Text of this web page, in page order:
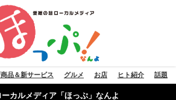
品＆新サービス グルメ お店 ヒト紹介 話題
カルメディア「ほっぷ」なんよ